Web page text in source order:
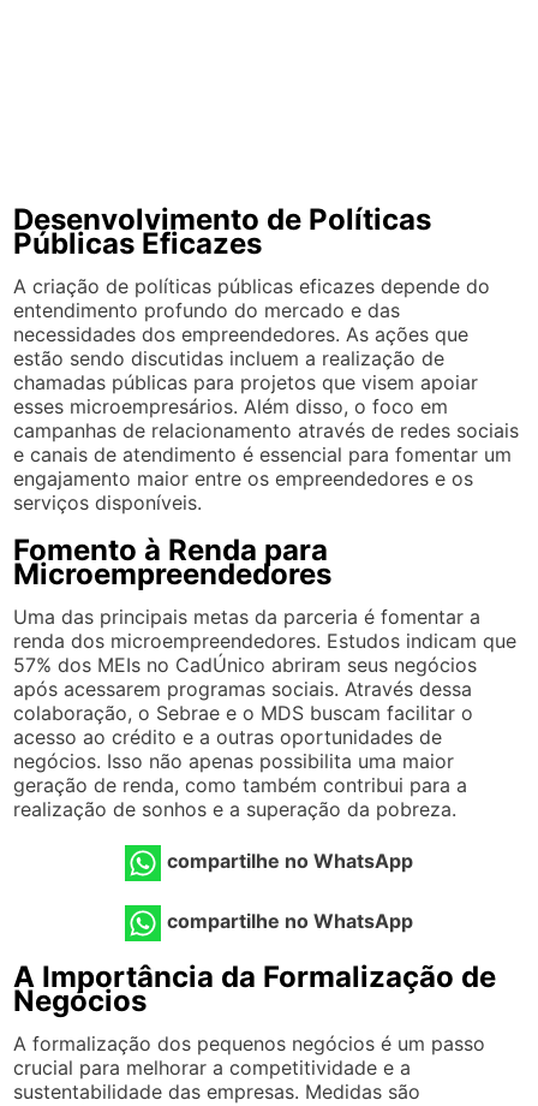
Desenvolvimento de Políticas
Públicas Eficazes
A criação de políticas públicas eficazes depende do
entendimento profundo do mercado e das
necessidades dos empreendedores. As ações que
estão sendo discutidas incluem a realização de
chamadas públicas para projetos que visem apoiar
esses microempresários. Além disso, o foco em
campanhas de relacionamento através de redes sociais
e canais de atendimento é essencial para fomentar um
engajamento maior entre os empreendedores e os
serviços disponíveis.
Fomento à Renda para
Microempreendedores
Uma das principais metas da parceria é fomentar a
renda dos microempreendedores. Estudos indicam que
57% dos MEIs no CadÚnico abriram seus negócios
após acessarem programas sociais. Através dessa
colaboração, o Sebrae e o MDS buscam facilitar o
acesso ao crédito e a outras oportunidades de
negócios. Isso não apenas possibilita uma maior
geração de renda, como também contribui para a
realização de sonhos e a superação da pobreza.
compartilhe no WhatsApp
compartilhe no WhatsApp
A Importância da Formalização de
Negócios
A formalização dos pequenos negócios é um passo
crucial para melhorar a competitividade e a
sustentabilidade das empresas. Medidas são